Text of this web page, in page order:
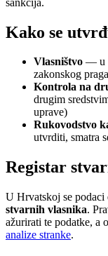
Kako se
Vlasništvo — u
zakonskog
Kontrola na
drugim
uprave)
Rukovodstvo
utvrditi, smatra
Registar
U Hrvatskoj se podaci
stvarnih vlasnika.
ažurirati te podatke, a
analize stranke.